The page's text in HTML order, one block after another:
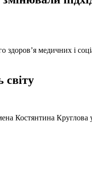
здоров’я медичних і
світу
Костянтина Круглова